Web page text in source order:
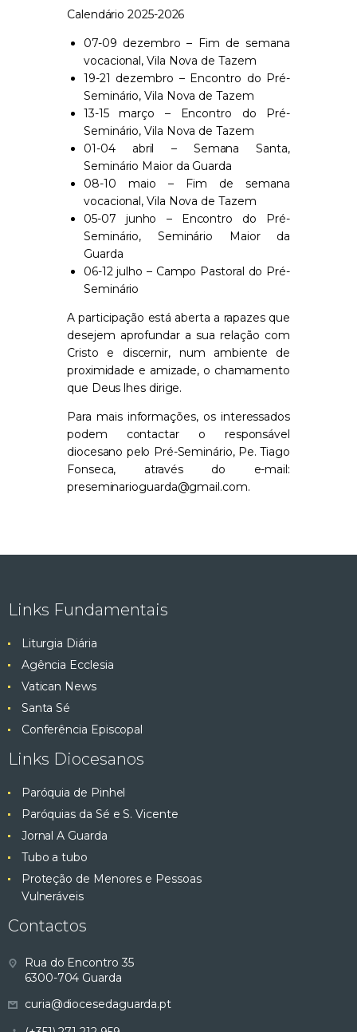
Calendário 2025-2026
07-09 dezembro – Fim de semana
vocacional, Vila Nova de Tazem
19-21 dezembro – Encontro do Pré-
Seminário, Vila Nova de Tazem
13-15 março – Encontro do Pré-
Seminário, Vila Nova de Tazem
01-04 abril – Semana Santa,
Seminário Maior da Guarda
08-10 maio – Fim de semana
vocacional, Vila Nova de Tazem
05-07 junho – Encontro do Pré-
Seminário, Seminário Maior da
Guarda
06-12 julho – Campo Pastoral do Pré-
Seminário
A participação está aberta a rapazes que
desejem aprofundar a sua relação com
Cristo e discernir, num ambiente de
proximidade e amizade, o chamamento
que Deus lhes dirige.
Para mais informações, os interessados
podem contactar o responsável
diocesano pelo Pré-Seminário, Pe. Tiago
Fonseca, através do e-mail:
preseminarioguarda@gmail.com.
Links Fundamentais
Liturgia Diária
Agência Ecclesia
Vatican News
Santa Sé
Conferência Episcopal
Links Diocesanos
Paróquia de Pinhel
Paróquias da Sé e S. Vicente
Jornal A Guarda
Tubo a tubo
Proteção de Menores e Pessoas
Vulneráveis
Contactos
Rua do Encontro 35
6300-704 Guarda
curia@diocesedaguarda.pt